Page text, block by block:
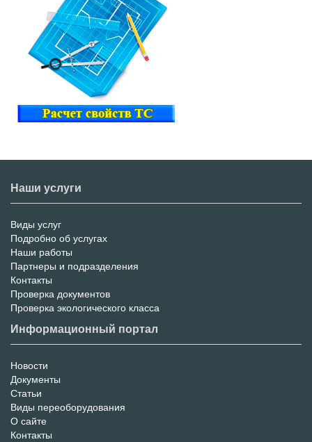
Наши услуги
Меню
услуг
Виды услуг
Подробно об услугах
Наши работы
Партнеры и подразделения
Контакты
Проверка документов
Проверка экологического класса
Информационный портал
Информационный
Портал
Новости
Документы
Статьи
Виды переоборудования
О сайте
Контакты